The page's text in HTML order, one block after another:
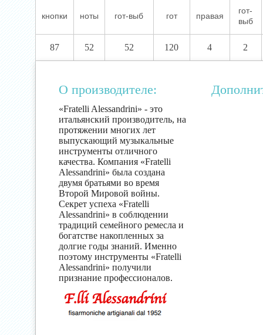
кнопки ноты гот-выб гот правая
гот-
выб
87 52 52 120 4 2
О производителе:
«Fratelli Alessandrini» - это
итальянский производитель, на
протяжении многих лет
выпускающий музыкальные
инструменты отличного
качества. Компания «Fratelli
Alessandrini» была создана
двумя братьями во время
Второй Мировой войны.
Секрет успеха «Fratelli
Alessandrini» в соблюдении
традиций семейного ремесла и
богатстве накопленных за
долгие годы знаний. Именно
поэтому инструменты «Fratelli
Alessandrini» получили
признание профессионалов.